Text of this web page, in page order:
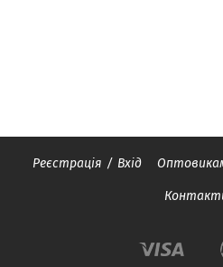
Реєстрація / Вхід